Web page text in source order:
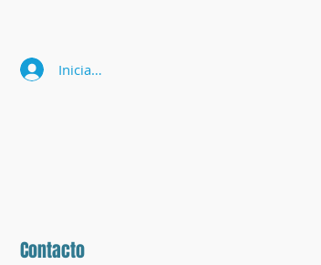
Iniciar sesión
Contacto